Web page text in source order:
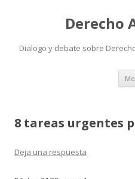
Derecho
Dialogo y debate sobre
8 tareas urgentes
Deja una respuesta